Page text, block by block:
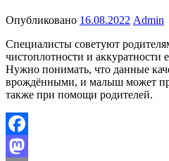
Опубликовано 16.08.2022 Admin
Специалисты советуют
чистоплотности и аккуратности
Нужно понимать, что данные
врождёнными, и малыш может
также при помощи родителей.
Facebook